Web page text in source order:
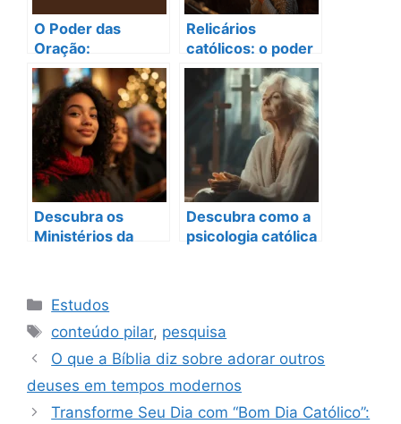
O Poder das
Oração:
Mensagens
Inspiradoras para
Aniversários
Católicos
Relicários
católicos: o poder
de transformação
na sua fé
Descubra os
Ministérios da
2025
Descubra como a
psicologia católica
Categorias
Estudos
Tags
conteúdo pilar, pesquisa
O que a Bíblia diz sobre adorar outros
deuses em tempos modernos
Transforme Seu Dia com “Bom Dia Católico”: